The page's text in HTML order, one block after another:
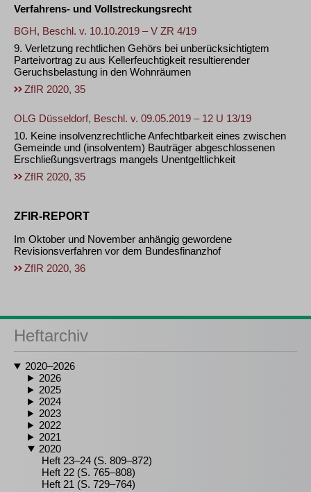
Verfahrens- und Vollstreckungsrecht
BGH, Beschl. v. 10.10.2019 – V ZR 4/19
9. Verletzung rechtlichen Gehörs bei unberücksichtigtem
Parteivortrag zu aus Kellerfeuchtigkeit resultierender
Geruchsbelastung in den Wohnräumen
ZfIR 2020, 35
OLG Düsseldorf, Beschl. v. 09.05.2019 – 12 U 13/19
10. Keine insolvenzrechtliche Anfechtbarkeit eines zwischen
Gemeinde und (insolventem) Bauträger abgeschlossenen
Erschließungsvertrags mangels Unentgeltlichkeit
ZfIR 2020, 35
ZFIR-REPORT
Im Oktober und November anhängig gewordene
Revisionsverfahren vor dem Bundesfinanzhof
ZfIR 2020, 36
Heftarchiv
2020–2026
2026
2025
2024
2023
2022
2021
2020
Heft 23–24 (S. 809–872)
Heft 22 (S. 765–808)
Heft 21 (S. 729–764)